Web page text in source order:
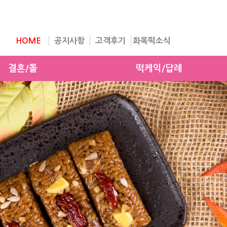
HOME 공지사항 고객후기 화목떡소식
결혼/돌 떡케익/답례